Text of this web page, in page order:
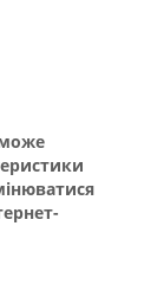
може